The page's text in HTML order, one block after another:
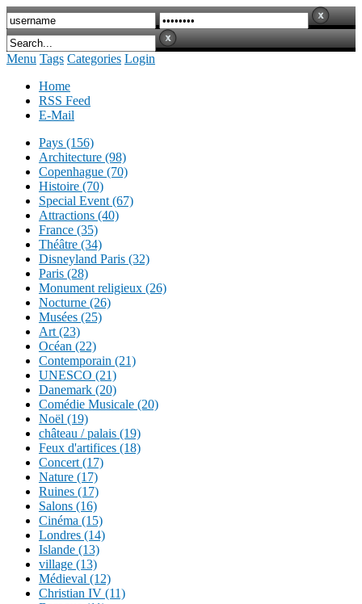
Menu Tags Categories Login
Home
RSS Feed
E-Mail
Pays (156)
Architecture (98)
Copenhague (70)
Histoire (70)
Special Event (67)
Attractions (40)
France (35)
Théâtre (34)
Disneyland Paris (32)
Paris (28)
Monument religieux (26)
Nocturne (26)
Musées (25)
Art (23)
Océan (22)
Contemporain (21)
UNESCO (21)
Danemark (20)
Comédie Musicale (20)
Noël (19)
château / palais (19)
Feux d'artifices (18)
Concert (17)
Nature (17)
Ruines (17)
Salons (16)
Cinéma (15)
Londres (14)
Islande (13)
village (13)
Médieval (12)
Christian IV (11)